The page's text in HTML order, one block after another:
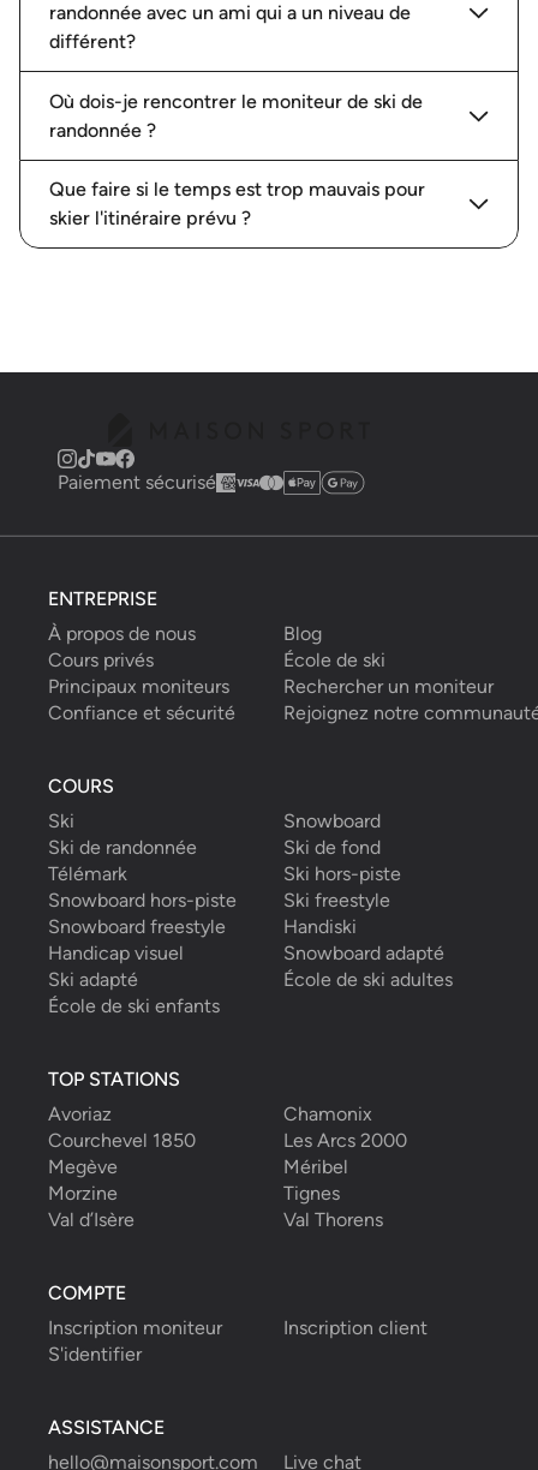
randonnée avec un ami qui a un niveau de
différent?
Où dois-je rencontrer le moniteur de ski de
randonnée ?
Que faire si le temps est trop mauvais pour
skier l'itinéraire prévu ?
Paiement sécurisé
ENTREPRISE
À propos de nous
Blog
Cours privés
École de ski
Principaux moniteurs
Rechercher un moniteur
Confiance et sécurité
Rejoignez notre
COURS
Ski
Snowboard
Ski de randonnée
Ski de fond
Télémark
Ski hors-piste
Snowboard hors-piste
Ski freestyle
Snowboard freestyle
Handiski
Handicap visuel
Snowboard adapté
Ski adapté
École de ski adultes
École de ski enfants
TOP STATIONS
Avoriaz
Chamonix
Courchevel 1850
Les Arcs 2000
Megève
Méribel
Morzine
Tignes
Val d’Isère
Val Thorens
COMPTE
Inscription moniteur
Inscription client
S'identifier
ASSISTANCE
hello@maisonsport.com
Live chat